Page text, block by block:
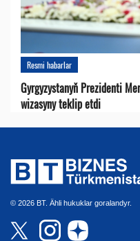
Resmi habarlar
Gyrgyzystanyň Prezidenti
wizasyny teklip etdi
© 2026 BT. Ähli hukuklar goralandyr.